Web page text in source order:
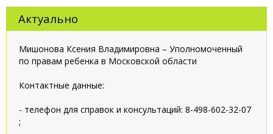
Актуально
Мишонова Ксения Владимировна – Уполномоченный
по правам ребенка в Московской области
Контактные данные:
- телефон для справок и консультаций: 8-498-602-32-07
;